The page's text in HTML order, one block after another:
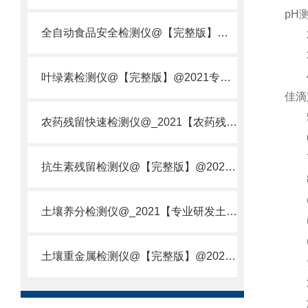
全自动食品安全检测仪@【完整版】@2021专业全自动食品检测仪器仪表
叶绿素检测仪@【完整版】@2021专业叶绿素检测仪器仪表
农药残留快速检测仪@_2021【农药残留检测仪器仪表DE原理】
抗生素残留检测仪@【完整版】@2021专业抗生素残留检测仪器仪表
土壤养分检测仪@_2021【专业研发土壤养分快速检测仪器仪表厂】
土壤重金属检测仪@【完整版】@2021专业土壤重金属快速检测仪器仪表
pH
2
3
4
佳
5
6
7
8
(1)
(2)
(3)
滴
滴